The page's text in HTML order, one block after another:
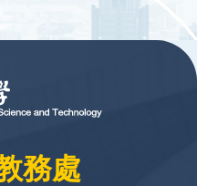
務處